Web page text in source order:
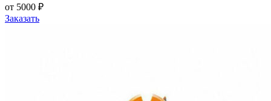
от 5000 ₽
Заказать